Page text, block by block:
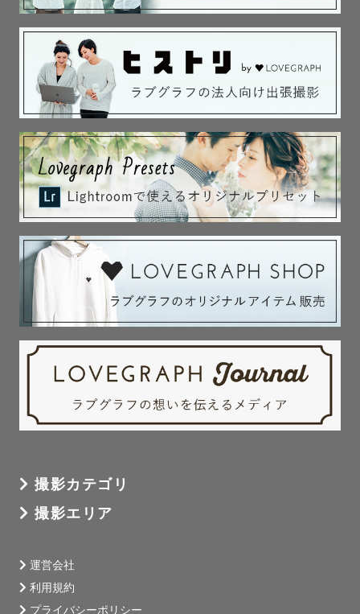
撮影カテゴリ
撮影エリア
運営会社
利用規約
プライバシーポリシー